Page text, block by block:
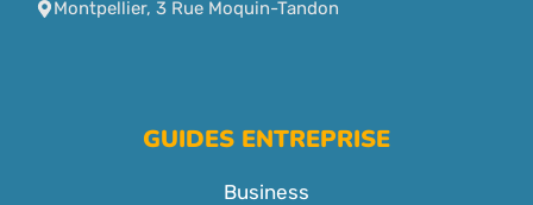
Montpellier, 3 Rue Moquin-Tandon
GUIDES ENTREPRISE
Business